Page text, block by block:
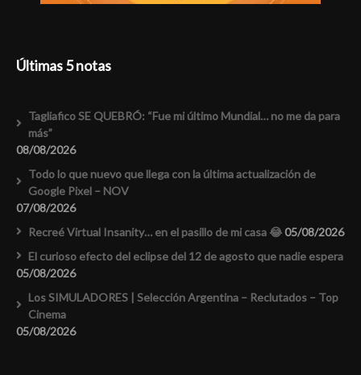
Últimas 5 notas
Tagliafico SE QUEBRÓ: “Fue mi último Mundial… no me da para
más”
08/08/2026
Todo lo que nuevo que llega con la última actualización de
Google Pixel – NOV
07/08/2026
Recreé Virtual Insanity… en el pasillo de mi casa 😂05/08/2026
El curioso efecto del eclipse del 12 de agosto que nadie espera
05/08/2026
Los SIMULADORES | Selección Argentina – Reclutados – Top
Cinema
05/08/2026